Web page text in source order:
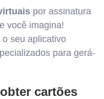
por assinatura
você imagina!
seu aplicativo
para gerá-
cartões